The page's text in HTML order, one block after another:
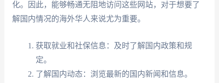
化。因此，能够畅通无阻地访问这些网站，对于想要了
解国内情况的海外华人来说尤为重要。
获取就业和社保信息：及时了解国内政策和规
定。
了解国内动态：浏览最新的国内新闻和信息。